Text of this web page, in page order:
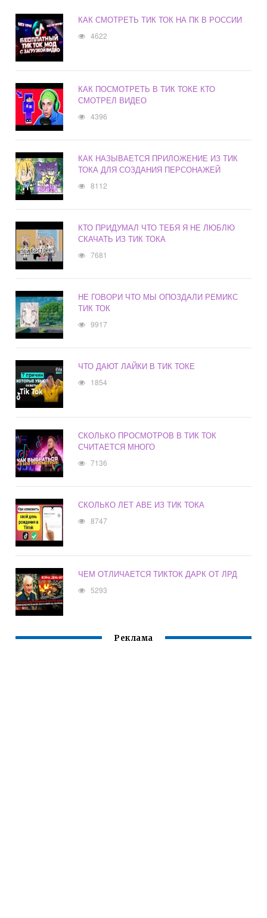
КАК СМОТРЕТЬ ТИК ТОК НА ПК В РОССИИ
4622
КАК ПОСМОТРЕТЬ В ТИК ТОКЕ КТО
СМОТРЕЛ ВИДЕО
4396
КАК НАЗЫВАЕТСЯ ПРИЛОЖЕНИЕ ИЗ ТИК
ТОКА ДЛЯ СОЗДАНИЯ ПЕРСОНАЖЕЙ
8112
КТО ПРИДУМАЛ ЧТО ТЕБЯ Я НЕ ЛЮБЛЮ
СКАЧАТЬ ИЗ ТИК ТОКА
7681
НЕ ГОВОРИ ЧТО МЫ ОПОЗДАЛИ РЕМИКС
ТИК ТОК
9917
ЧТО ДАЮТ ЛАЙКИ В ТИК ТОКЕ
1854
СКОЛЬКО ПРОСМОТРОВ В ТИК ТОК
СЧИТАЕТСЯ МНОГО
7136
СКОЛЬКО ЛЕТ АВЕ ИЗ ТИК ТОКА
8747
ЧЕМ ОТЛИЧАЕТСЯ ТИКТОК ДАРК ОТ ЛРД
5293
Реклама